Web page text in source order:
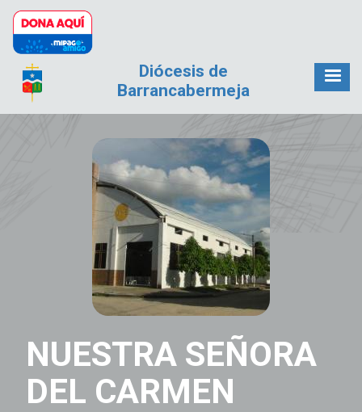
Pasar al contenido principal
Diócesis de
Barrancabermeja
NUESTRA SEÑORA
DEL CARMEN